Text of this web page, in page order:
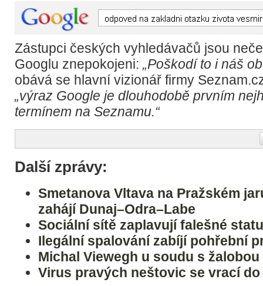
Zástupci českých vyhledávačů jsou
Googlu znepokojeni: „Poškodí to i náš
obává se hlavní vizionář firmy
„výraz Google je dlouhodobě prvním
termínem na Seznamu.“
Další zprávy:
Smetanova Vltava na Pražském
zahájí Dunaj–Odra–Labe
Sociální sítě zaplavují falešné
Ilegální spalování zabíjí pohřební
Michal Viewegh u soudu s
Virus pravých neštovic se vrací